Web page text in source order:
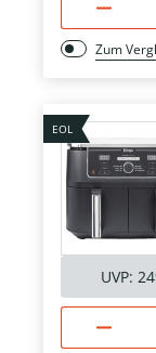
Zum
EOL
UVP: